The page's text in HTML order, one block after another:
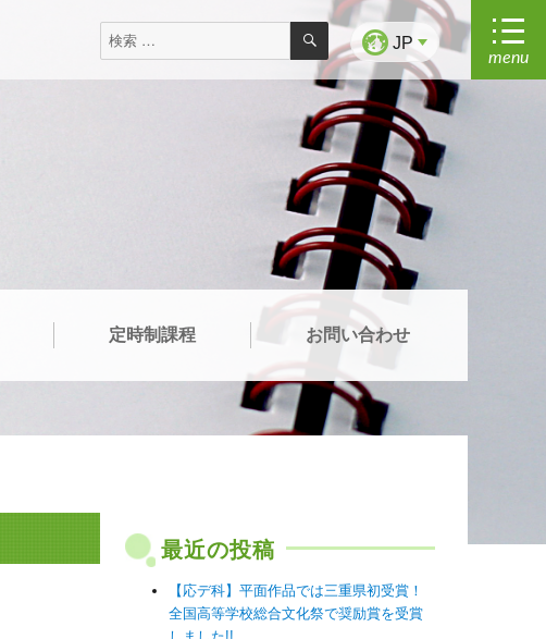
検
索
対
検
索 JP
menu
定時制課程 お問い合わせ
最近の投稿
【応デ科】平面作品では三重県初受賞！
全国高等学校総合文化祭で奨励賞を受賞